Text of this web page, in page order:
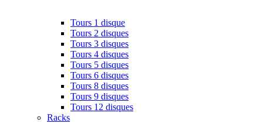
Tours 1 disque
Tours 2 disques
Tours 3 disques
Tours 4 disques
Tours 5 disques
Tours 6 disques
Tours 8 disques
Tours 9 disques
Tours 12 disques
Racks